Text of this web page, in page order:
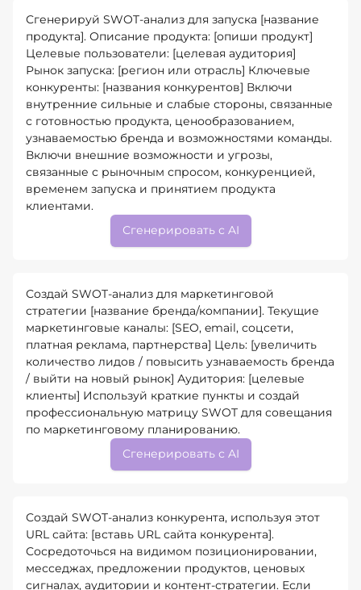
Сгенерируй SWOT-анализ для запуска [название
продукта]. Описание продукта: [опиши продукт]
Целевые пользователи: [целевая аудитория]
Рынок запуска: [регион или отрасль] Ключевые
конкуренты: [названия конкурентов] Включи
внутренние сильные и слабые стороны, связанные
с готовностью продукта, ценообразованием,
узнаваемостью бренда и возможностями команды.
Включи внешние возможности и угрозы,
связанные с рыночным спросом, конкуренцией,
временем запуска и принятием продукта
клиентами.
Сгенерировать с AI
Создай SWOT-анализ для маркетинговой
стратегии [название бренда/компании]. Текущие
маркетинговые каналы: [SEO, email, соцсети,
платная реклама, партнерства] Цель: [увеличить
количество лидов / повысить узнаваемость бренда
/ выйти на новый рынок] Аудитория: [целевые
клиенты] Используй краткие пункты и создай
профессиональную матрицу SWOT для совещания
по маркетинговому планированию.
Сгенерировать с AI
Создай SWOT-анализ конкурента, используя этот
URL сайта: [вставь URL сайта конкурента].
Сосредоточься на видимом позиционировании,
месседжах, предложении продуктов, ценовых
сигналах, аудитории и контент-стратегии. Если